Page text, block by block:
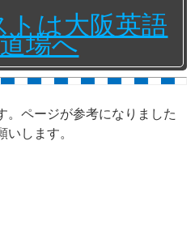
は大阪英語
場へ
。ページが参考になりました
いします。